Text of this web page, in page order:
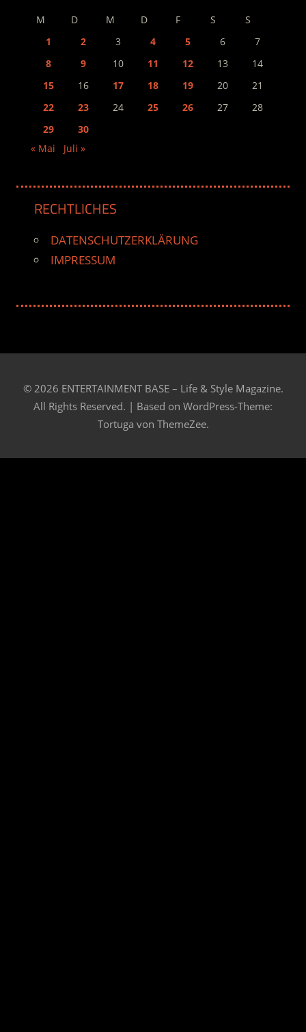
M D M D F S
S
1
2 3 4 5 6
7
8
9 10 11 12 13
14
15
16 17 18 19 20
21
22
23 24 25 26 27
28
29
30
« Mai
Juli »
RECHTLICHES
DATENSCHUTZERKLÄRUNG
IMPRESSUM
© 2026 ENTERTAINMENT BASE – Life & Style Magazine.
All Rights Reserved. | Based on WordPress-Theme:
Tortuga von ThemeZee.